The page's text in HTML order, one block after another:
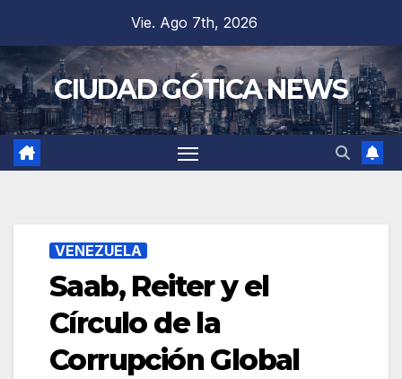
contenido
Vie. Ago 7th, 2026
CIUDAD GÓTICA NEWS
VENEZUELA
Saab, Reiter y el
Círculo de la
Corrupción Global